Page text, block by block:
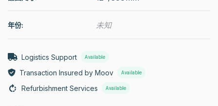
年份: 未知
Logistics Support Available
Transaction Insured by Moov Available
Refurbishment Services Available